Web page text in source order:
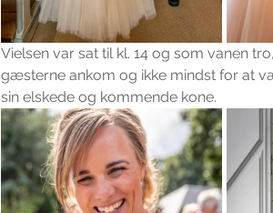
Vielsen var sat til kl. 14 og som vanen
gæsterne ankom og ikke mindst for at
sin elskede og kommende kone.